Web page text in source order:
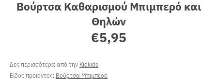
Βούρτσα Καθαρισμού Μπιμπερό και
Θηλών
€5,95
Δες περισσότερα από την Kiokids
Είδος προϊόντος: Βούρτσα Μπιμπερό